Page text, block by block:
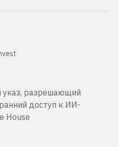
указ, разрешающий
доступ к ИИ-
House